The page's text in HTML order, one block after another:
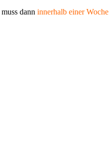
muss dann innerhalb einer Woche